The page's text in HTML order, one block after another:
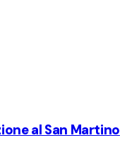
al San Martino